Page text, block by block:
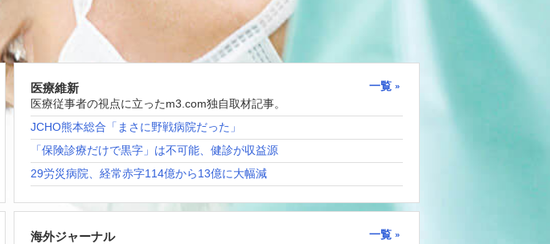
医療維新
一覧
医療従事者の視点に立ったm3.com独自取材記事。
JCHO熊本総合「まさに野戦病院だった」
「保険診療だけで黒字」は不可能、健診が収益源
29労災病院、経常赤字114億から13億に大幅減
海外ジャーナル
一覧